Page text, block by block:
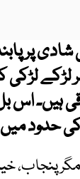
پر
18 سال سے کم
کی حدود
نافذ ہوگیا